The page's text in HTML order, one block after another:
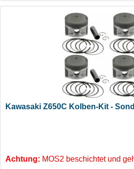
Kawasaki Z650C Kolben-Kit -
Achtung: MOS2 beschichtet und